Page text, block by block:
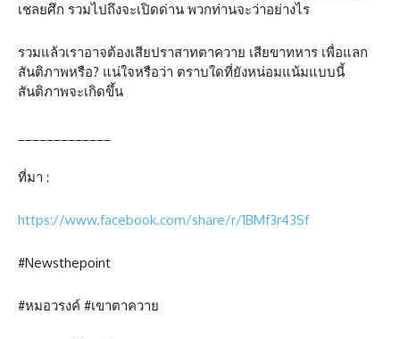
เชลยศึก รวมไปถึงจะเปิดด่าน พวกท่านจะว่าอย่างไร
รวมแล้วเราอาจต้องเสียปราสาทตาควาย เสียขาทหาร เพื่อแลก
สันติภาพหรือ? แน่ใจหรือว่า ตราบใดที่ยังหน่อมแน้มแบบนี้
สันติภาพจะเกิดขึ้น
ที่มา :
https://www.facebook.com/share/r/1BMf3r43Sf
#Newsthepoint
#หมอวรงค์ #เขาตาควาย